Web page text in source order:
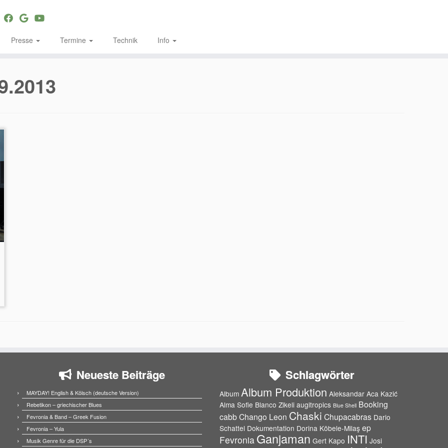
Presse Termine Technik Info
Neueste Beiträge
MAYDAY! English & Kölsch (deutsche Version)
Rebetikon – griechischer Blues
Fevronia & Band – Greek Fusion
Fevronia – Yula
Musik Genre für die DSP´s
Schlagwörter
Album Album Produktion Aleksandar Aca Kazić
Alma Sofie Blanco Zikeli augitropics Blue Shell Booking
cabbChango Leon Chaski Chupacabras Dario
Schattel Dokumentation Dorina Köbele-Milaş ep
Fevronia Ganjaman Gert Kapo INTI Josi